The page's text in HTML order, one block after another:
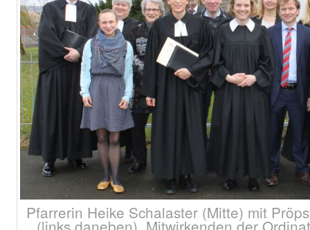
Pfarrerin Heike Schalaster (Mitte) mit
(links daneben), Mitwirkenden der